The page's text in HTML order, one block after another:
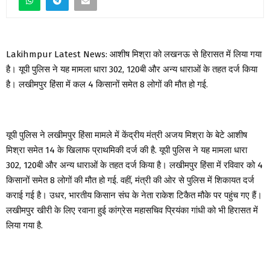
Lakihmpur Latest News: आशीष मिश्रा को लखनऊ से हिरासत में लिया गया
है। यूपी पुलिस ने यह मामला धारा 302, 120बी और अन्य धाराओं के तहत दर्ज किया
है। लखीमपुर हिंसा में कल 4 किसानों समेत 8 लोगों की मौत हो गई.
यूपी पुलिस ने लखीमपुर हिंसा मामले में केंद्रीय मंत्री अजय मिश्रा के बेटे आशीष
मिश्रा समेत 14 के खिलाफ प्राथमिकी दर्ज की है. यूपी पुलिस ने यह मामला धारा
302, 120बी और अन्य धाराओं के तहत दर्ज किया है। लखीमपुर हिंसा में रविवार को 4
किसानों समेत 8 लोगों की मौत हो गई. वहीं, मंत्री की ओर से पुलिस में शिकायत दर्ज
कराई गई है। उधर, भारतीय किसान संघ के नेता राकेश टिकैत मौके पर पहुंच गए हैं।
लखीमपुर खीरी के लिए रवाना हुई कांग्रेस महासचिव प्रियंका गांधी को भी हिरासत में
लिया गया है.